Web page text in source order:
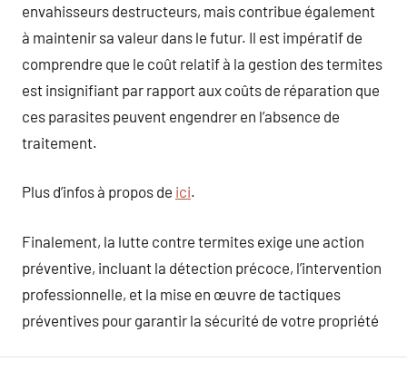
envahisseurs destructeurs, mais contribue également
à maintenir sa valeur dans le futur. Il est impératif de
comprendre que le coût relatif à la gestion des termites
est insignifiant par rapport aux coûts de réparation que
ces parasites peuvent engendrer en l’absence de
traitement.
Plus d’infos à propos de ici.
Finalement, la lutte contre termites exige une action
préventive, incluant la détection précoce, l’intervention
professionnelle, et la mise en œuvre de tactiques
préventives pour garantir la sécurité de votre propriété